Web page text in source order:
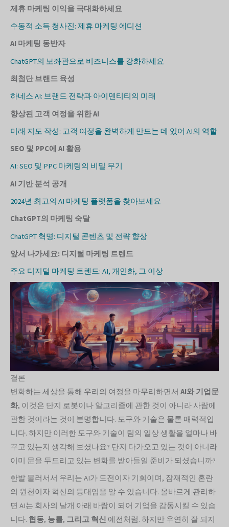
제휴 마케팅 이익을 극대화하세요
수동적 소득 청사진: 제휴 마케팅 에디션
AI 마케팅 동반자
ChatGPT의 보좌관으로 비즈니스를 강화하세요
최첨단 브랜드 육성
하네스 AI: 브랜드 전략과 아이덴티티의 미래
향상된 고객 여정을 위한 AI
미래 지도 작성: 고객 여정을 완벽하게 만드는 데 있어 AI의 역할
SEO 및 PPC에 AI 활용
AI: SEO 및 PPC 마케팅의 비밀 무기
AI 기반 분석 공개
2024년 최고의 AI 마케팅 플랫폼을 찾아보세요
ChatGPT의 마케팅 숙달
ChatGPT 혁명: 디지털 콘텐츠 및 전략 향상
앞서 나가세요: 디지털 마케팅 트렌드
주요 디지털 마케팅 트렌드: AI, 개인화, 그 이상
결론
변화하는 세상을 통해 우리의 여정을 마무리하면서 AI와 기업문
화, 이것은 단지 로봇이나 알고리즘에 관한 것이 아니라 사람에
관한 것이라는 것이 분명합니다. 도구와 기술은 물론 매력적입
니다. 하지만 이러한 도구와 기술이 팀의 일상 생활을 얼마나 바
꾸고 있는지 생각해 보셨나요? 단지 다가오고 있는 것이 아니라
이미 문을 두드리고 있는 변화를 받아들일 준비가 되셨습니까?
한발 물러서서 우리는 AI가 도전이자 기회이며, 잠재적인 혼란
의 원천이자 혁신의 등대임을 알 수 있습니다. 올바르게 관리하
면 AI는 회사의 날개 아래 바람이 되어 기업을 감동시킬 수 있습
니다. 협동, 능률, 그리고 혁신 예전처럼. 하지만 우연히 잘 되지